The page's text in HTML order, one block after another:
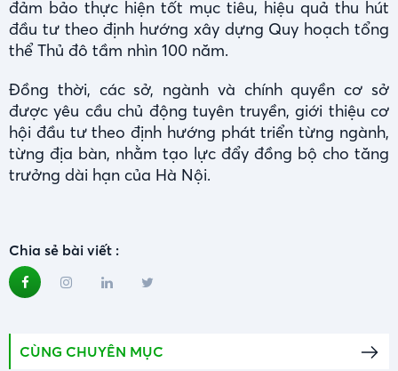
đảm bảo thực hiện tốt mục tiêu, hiệu quả thu hút
đầu tư theo định hướng xây dựng Quy hoạch tổng
thể Thủ đô tầm nhìn 100 năm.
Đồng thời, các sở, ngành và chính quyền cơ sở
được yêu cầu chủ động tuyên truyền, giới thiệu cơ
hội đầu tư theo định hướng phát triển từng ngành,
từng địa bàn, nhằm tạo lực đẩy đồng bộ cho tăng
trưởng dài hạn của Hà Nội.
Chia sẻ bài viết :
CÙNG CHUYÊN MỤC